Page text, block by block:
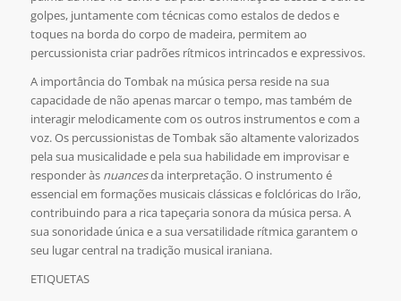
golpes, juntamente com técnicas como estalos de dedos e
toques na borda do corpo de madeira, permitem ao
percussionista criar padrões rítmicos intrincados e expressivos.
A importância do Tombak na música persa reside na sua
capacidade de não apenas marcar o tempo, mas também de
interagir melodicamente com os outros instrumentos e com a
voz. Os percussionistas de Tombak são altamente valorizados
pela sua musicalidade e pela sua habilidade em improvisar e
responder às nuancesda interpretação. O instrumento é
essencial em formações musicais clássicas e folclóricas do Irão,
contribuindo para a rica tapeçaria sonora da música persa. A
sua sonoridade única e a sua versatilidade rítmica garantem o
seu lugar central na tradição musical iraniana.
ETIQUETAS